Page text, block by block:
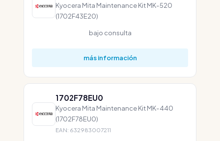
Kyocera Mita Maintenance Kit MK-520
(1702F43E20)
bajo consulta
más información
1702F78EU0
Kyocera Mita Maintenance Kit MK-440
(1702F78EU0)
EAN: 632983007211